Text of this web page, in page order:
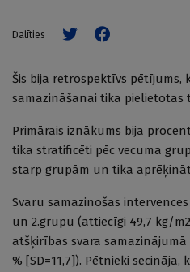
Dalīties
Šis bija retrospektīvs pētījums,
samazināšanai tika pielietotas
Primārais iznākums bija
tika stratificēti pēc vecuma
starp grupām un tika
Svaru samazinošas
un 2.grupu (attiecīgi 49,7 kg/
atšķirības svara samazinājumā
% [SD=11,7]). Pētnieki